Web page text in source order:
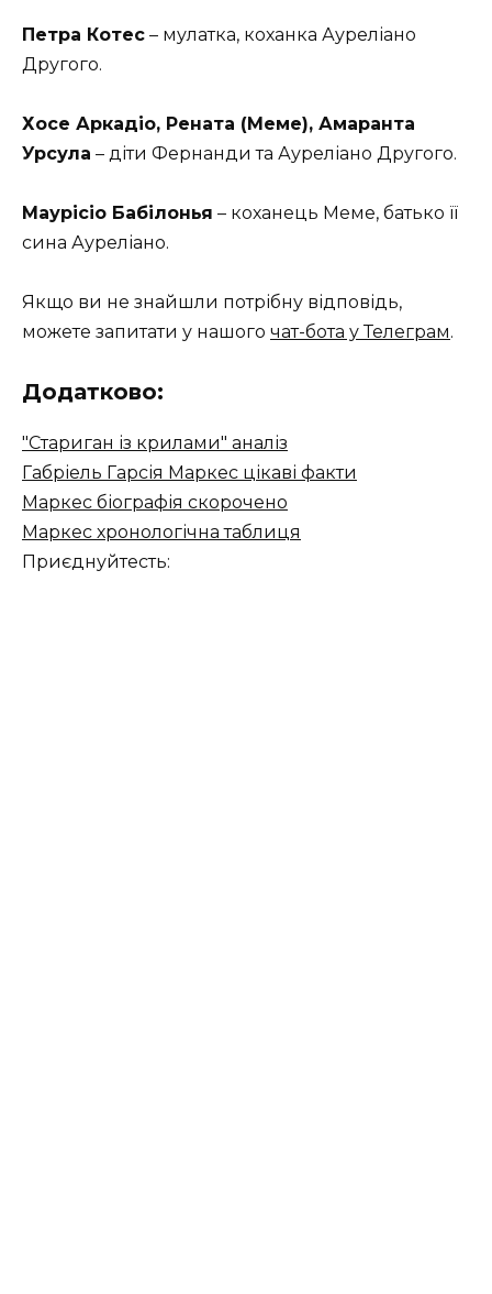
Петра Котес – мулатка, коханка Ауреліано
Другого.
Хосе Аркадіо, Рената (Меме), Амаранта
Урсула – діти Фернанди та Ауреліано Другого.
Маурісіо Бабілонья – коханець Меме, батько її
сина Ауреліано.
Якщо ви не знайшли потрібну відповідь,
можете запитати у нашого чат-бота у Телеграм.
Додатково:
"Стариган із крилами" аналіз
Габріель Гарсія Маркес цікаві факти
Маркес біографія скорочено
Маркес хронологічна таблиця
Приєднуйтесть: